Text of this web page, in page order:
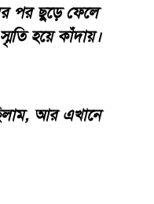
পর ছুড়ে ফেলে
হয়ে কাঁদায়।
আর এখানে